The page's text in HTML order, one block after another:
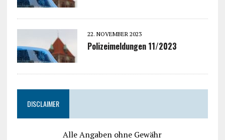
22. NOVEMBER 2023
Polizeimeldungen 11/2023
DISCLAIMER
Alle Angaben ohne Gewähr